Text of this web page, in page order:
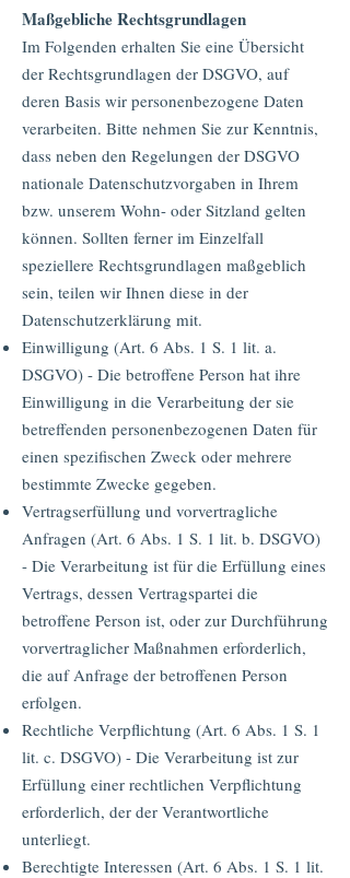
Maßgebliche Rechtsgrundlagen
Im Folgenden erhalten Sie eine Übersicht
der Rechtsgrundlagen der DSGVO, auf
deren Basis wir personenbezogene Daten
verarbeiten. Bitte nehmen Sie zur Kenntnis,
dass neben den Regelungen der DSGVO
nationale Datenschutzvorgaben in Ihrem
bzw. unserem Wohn- oder Sitzland gelten
können. Sollten ferner im Einzelfall
speziellere Rechtsgrundlagen maßgeblich
sein, teilen wir Ihnen diese in der
Datenschutzerklärung mit.
Einwilligung (Art. 6 Abs. 1 S. 1 lit. a.
DSGVO) - Die betroffene Person hat ihre
Einwilligung in die Verarbeitung der sie
betreffenden personenbezogenen Daten für
einen spezifischen Zweck oder mehrere
bestimmte Zwecke gegeben.
Vertragserfüllung und vorvertragliche
Anfragen (Art. 6 Abs. 1 S. 1 lit. b. DSGVO)
- Die Verarbeitung ist für die Erfüllung eines
Vertrags, dessen Vertragspartei die
betroffene Person ist, oder zur Durchführung
vorvertraglicher Maßnahmen erforderlich,
die auf Anfrage der betroffenen Person
erfolgen.
Rechtliche Verpflichtung (Art. 6 Abs. 1 S. 1
lit. c. DSGVO) - Die Verarbeitung ist zur
Erfüllung einer rechtlichen Verpflichtung
erforderlich, der der Verantwortliche
unterliegt.
Berechtigte Interessen (Art. 6 Abs. 1 S. 1 lit.